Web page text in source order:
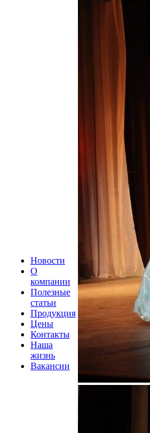
Новости
О
компании
Полезные
статьи
Продукция
Цены
Контакты
Наша
жизнь
Вакансии